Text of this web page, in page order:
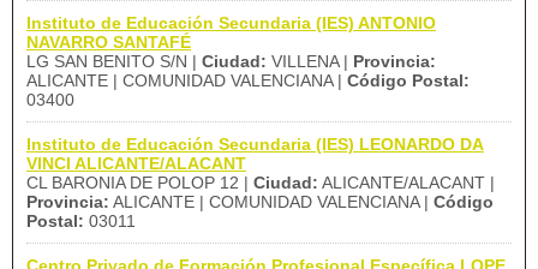
Instituto de Educación Secundaria (IES) ANTONIO
NAVARRO SANTAFÉ
LG SAN BENITO S/N | Ciudad: VILLENA | Provincia:
ALICANTE | COMUNIDAD VALENCIANA | Código Postal:
03400
Instituto de Educación Secundaria (IES) LEONARDO DA
VINCI ALICANTE/ALACANT
CL BARONIA DE POLOP 12 | Ciudad: ALICANTE/ALACANT |
Provincia: ALICANTE | COMUNIDAD VALENCIANA | Código
Postal: 03011